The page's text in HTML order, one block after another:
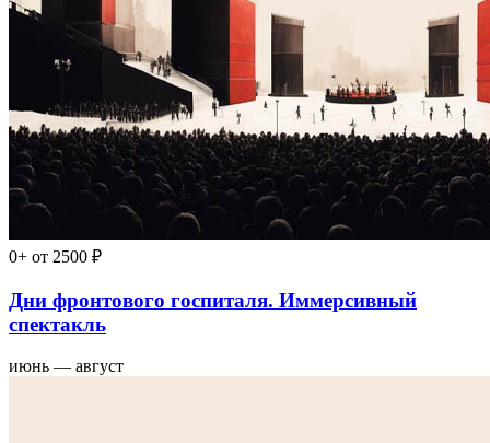
0+ от 2500 ₽
Дни фронтового госпиталя. Иммерсивный
спектакль
июнь — август